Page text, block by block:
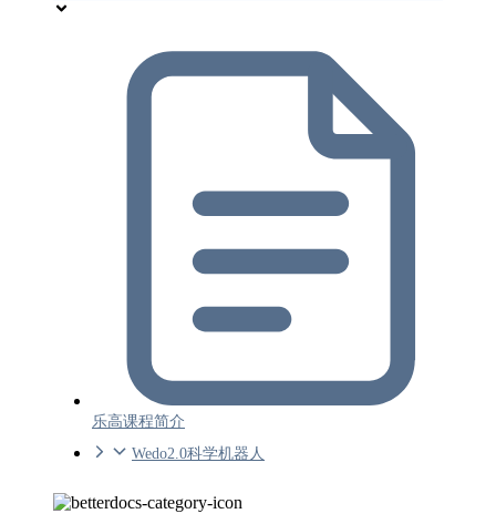
乐高课程简介
Wedo2.0科学机器人